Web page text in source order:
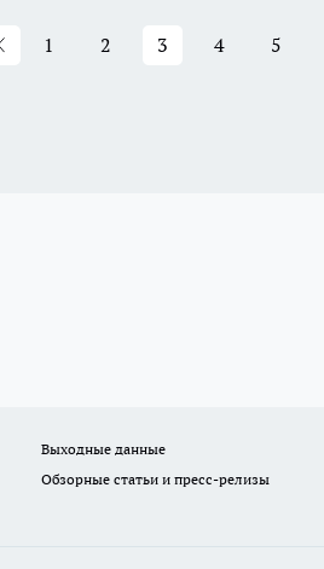
1 2 3 4 5
Выходные данные
Обзорные статьи и пресс-релизы